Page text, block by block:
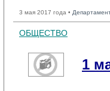
3 мая 2017 года •
ОБЩЕСТВО
1